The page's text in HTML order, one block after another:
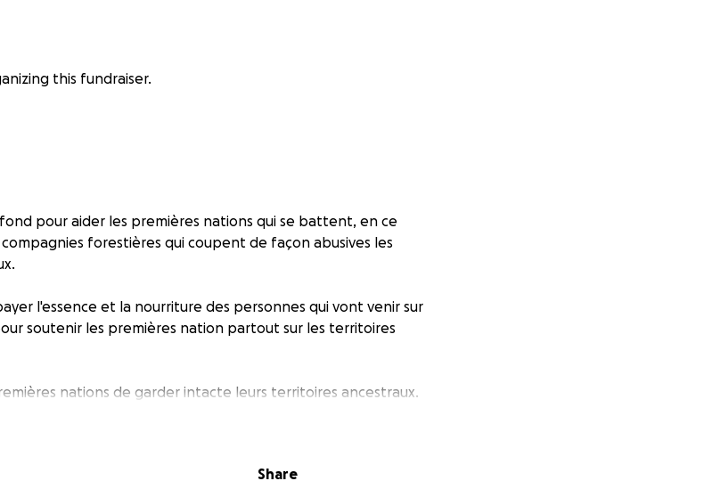
this fundraiser.
pour aider les premières nations qui se battent, en ce
forestières qui coupent de façon abusives les
l'essence et la nourriture des personnes qui vont venir sur
soutenir les premières nation partout sur les territoires
nations de garder intacte leurs territoires ancestraux.
l'endroit qui les maintient en vie.
Share